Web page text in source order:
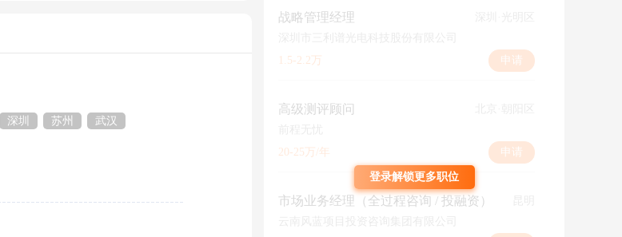
深圳 苏州 武汉
战略管理经理
1.5-2.2万
申请
高级测评顾问
20-25万/年
申请
市场业务经理（全过程咨询 / 投融资）
登录解锁更多职位